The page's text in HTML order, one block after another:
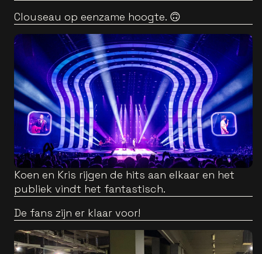
Clouseau op eenzame hoogte. 🙃
Koen en Kris rijgen de hits aan elkaar en het
publiek vindt het fantastisch.
De fans zijn er klaar voor!